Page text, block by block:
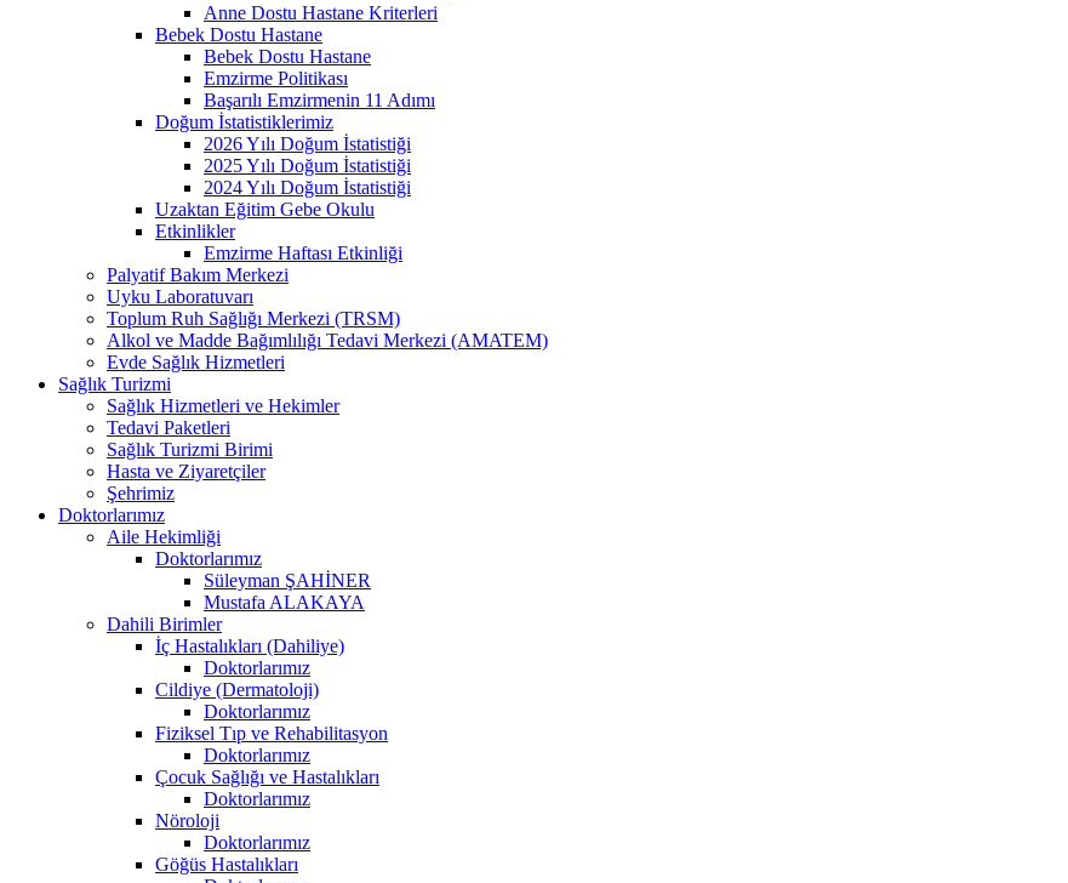
Anne Dostu Hastane Kriterleri
Bebek Dostu Hastane
Bebek Dostu Hastane
Emzirme Politikası
Başarılı Emzirmenin 11 Adımı
Doğum İstatistiklerimiz
2026 Yılı Doğum İstatistiği
2025 Yılı Doğum İstatistiği
2024 Yılı Doğum İstatistiği
Uzaktan Eğitim Gebe Okulu
Etkinlikler
Emzirme Haftası Etkinliği
Palyatif Bakım Merkezi
Uyku Laboratuvarı
Toplum Ruh Sağlığı Merkezi (TRSM)
Alkol ve Madde Bağımlılığı Tedavi Merkezi (AMATEM)
Evde Sağlık Hizmetleri
Sağlık Turizmi
Sağlık Hizmetleri ve Hekimler
Tedavi Paketleri
Sağlık Turizmi Birimi
Hasta ve Ziyaretçiler
Şehrimiz
Doktorlarımız
Aile Hekimliği
Doktorlarımız
Süleyman ŞAHİNER
Mustafa ALAKAYA
Dahili Birimler
İç Hastalıkları (Dahiliye)
Doktorlarımız
Cildiye (Dermatoloji)
Doktorlarımız
Fiziksel Tıp ve Rehabilitasyon
Doktorlarımız
Çocuk Sağlığı ve Hastalıkları
Doktorlarımız
Nöroloji
Doktorlarımız
Göğüs Hastalıkları